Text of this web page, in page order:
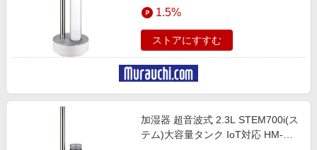
1.5%
ストアにすすむ
加湿器 超音波式 2.3L STEM700i(ス
テム)大容量タンク IoT対応 HM-